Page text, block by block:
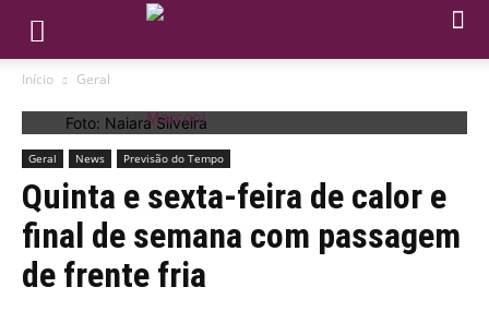
Início Geral
Foto: Naiara Silveira
Geral News Previsão do Tempo
Quinta e sexta-feira de calor e
final de semana com passagem
de frente fria